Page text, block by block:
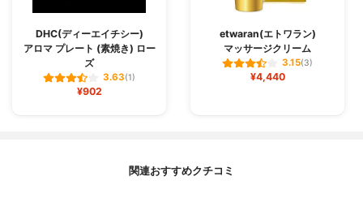
DHC(ディーエイチシー)
アロマ プレート (素焼き) ロー
ズ
3.63(1)
¥902
etwaran(エトワラン)
マッサージクリーム
3.15(3)
¥4,440
関連おすすめクチコミ